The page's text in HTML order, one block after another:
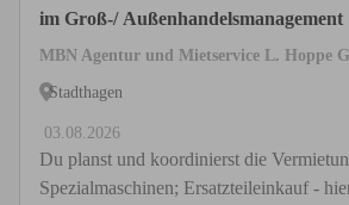
im Groß-/ Außenhandelsmanagement
MBN Agentur und Mietservice L. Hoppe
Stadthagen
03.08.2026
Du planst und koordinierst die
Spezialmaschinen; Ersatzteileinkauf -